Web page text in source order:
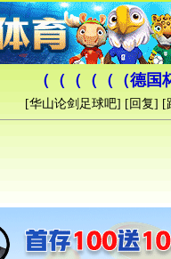
（（（（（（德国
[华山论剑足球吧] [回复] [